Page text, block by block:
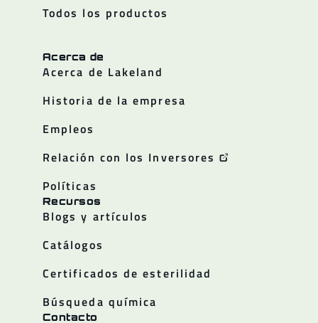
Todos los productos
Acerca de
Acerca de Lakeland
Historia de la empresa
Empleos
Relación con los Inversores
Políticas
Recursos
Blogs y artículos
Catálogos
Certificados de esterilidad
Búsqueda química
Contacto